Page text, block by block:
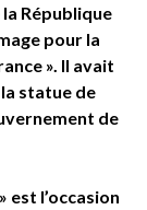
République
pour la
». Il avait
statue de
de
est l’occasion